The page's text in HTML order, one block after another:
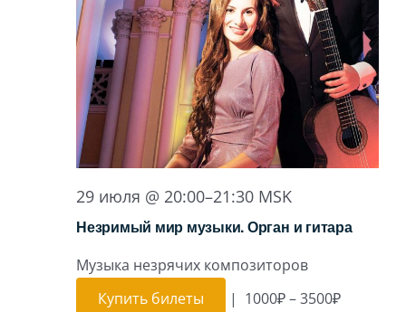
29 июля @ 20:00–21:30 MSK
Незримый мир музыки. Орган и гитара
Музыка незрячих композиторов
Купить билеты
| 1000₽ – 3500₽